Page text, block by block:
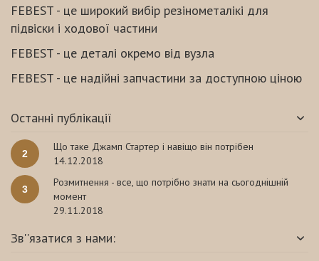
FEBEST - це широкий вибір резінометалікі для
підвіски і ходової частини
FEBEST - це деталі окремо від вузла
FEBEST - це надійні запчастини за доступною ціною
Останні публікації
2
Що таке Джамп Стартер і навіщо він потрібен
14.12.2018
3
Розмитнення - все, що потрібно знати на сьогоднішній
момент
29.11.2018
Зв''язатися з нами: